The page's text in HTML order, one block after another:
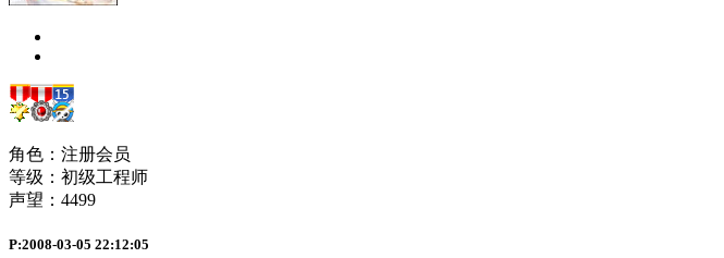
角色：注册会员
等级：初级工程师
声望： 4499
P:2008-03-05 22:12:05